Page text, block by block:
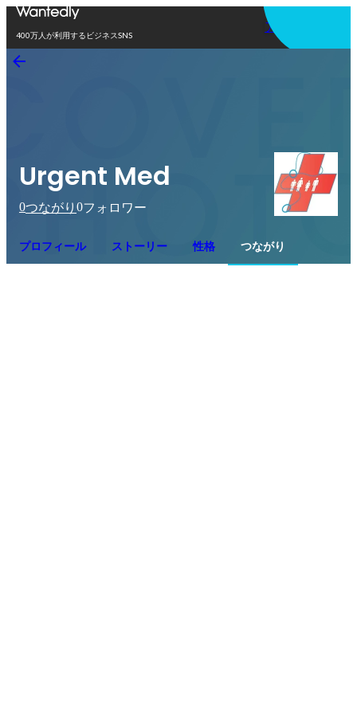
400万人が利用するビジネスSNS
アプリを使う
Urgent Med
0つながり 0フォロワー
プロフィール ストーリー 性格 つながり